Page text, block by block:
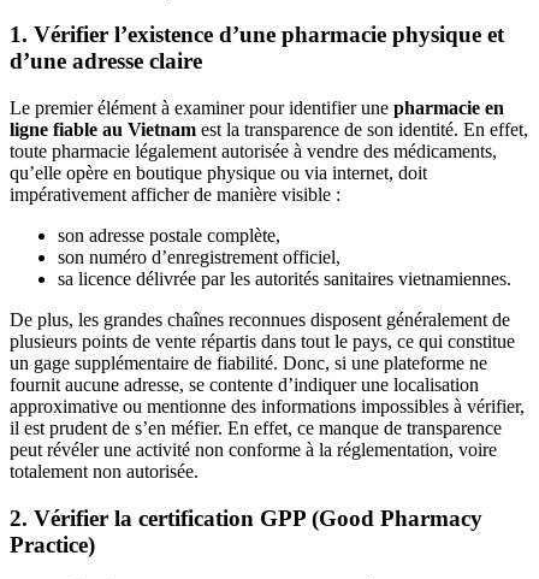
1. Vérifier l’existence d’une pharmacie physique et
d’une adresse claire
Le premier élément à examiner pour identifier une pharmacie en
ligne fiable au Vietnam est la transparence de son identité. En effet,
toute pharmacie légalement autorisée à vendre des médicaments,
qu’elle opère en boutique physique ou via internet, doit
impérativement afficher de manière visible :
son adresse postale complète,
son numéro d’enregistrement officiel,
sa licence délivrée par les autorités sanitaires vietnamiennes.
De plus, les grandes chaînes reconnues disposent généralement de
plusieurs points de vente répartis dans tout le pays, ce qui constitue
un gage supplémentaire de fiabilité. Donc, si une plateforme ne
fournit aucune adresse, se contente d’indiquer une localisation
approximative ou mentionne des informations impossibles à vérifier,
il est prudent de s’en méfier. En effet, ce manque de transparence
peut révéler une activité non conforme à la réglementation, voire
totalement non autorisée.
2. Vérifier la certification GPP (Good Pharmacy
Practice)